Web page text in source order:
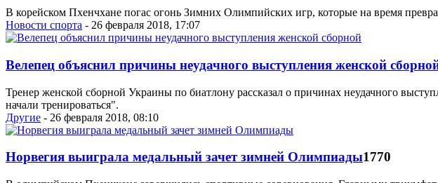
В корейском Пхенчхане погас огонь Зимних Олимпийских игр, которые на время
Новости спорта - 26 февраля 2018, 17:07
Велепец объяснил причины неудачного выступления женской
Тренер женской сборной Украины по биатлону рассказал о причинах неудачного
начали тренироваться".
Другие - 26 февраля 2018, 08:10
Норвегия выиграла медальный зачет зимней Олимпиады1770